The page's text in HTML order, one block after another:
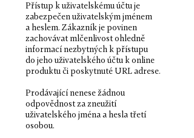
Přístup k uživatelskému účtu je
zabezpečen uživatelským jménem
a heslem. Zákazník je povinen
zachovávat mlčenlivost ohledně
informací nezbytných k přístupu
do jeho uživatelského účtu k online
produktu či poskytnuté URL adrese.
Prodávající nenese žádnou
odpovědnost za zneužití
uživatelského jména a hesla třetí
osobou.